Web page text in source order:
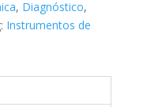
, Diagnóstico,
Instrumentos de